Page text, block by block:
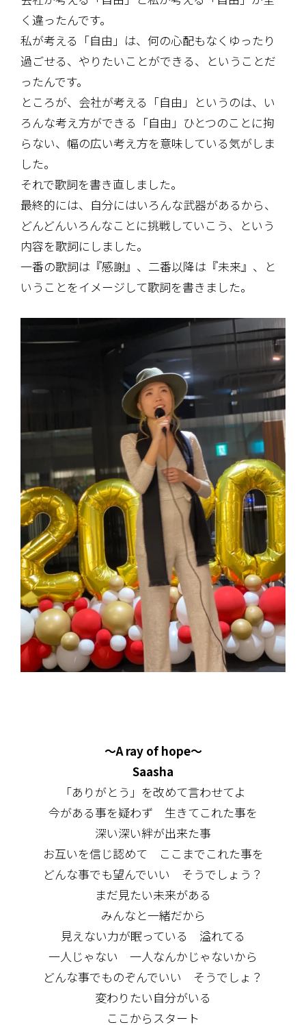
く違ったんです。
私が考える「自由」は、何の心配もなくゆったり
過ごせる、やりたいことができる、ということだ
ったんです。
ところが、会社が考える「自由」というのは、い
ろんな考え方ができる「自由」ひとつのことに拘
らない、幅の広い考え方を意味している気がしま
した。
それで歌詞を書き直しました。
最終的には、自分にはいろんな武器があるから、
どんどんいろんなことに挑戦していこう、という
内容を歌詞にしました。
一番の歌詞は『感謝』、二番以降は『未来』、と
いうことをイメージして歌詞を書きました。
～A ray of hope～
Saasha
「ありがとう」を改めて言わせてよ
今がある事を疑わず 生きてこれた事を
深い深い絆が出来た事
お互いを信じ認めて ここまでこれた事を
どんな事でも望んでいい そうでしょう？
まだ見たい未来がある
みんなと一緒だから
見えない力が眠っている 溢れてる
一人じゃない 一人なんかじゃないから
どんな事でものぞんでいい そうでしょ？
変わりたい自分がいる
ここからスタート